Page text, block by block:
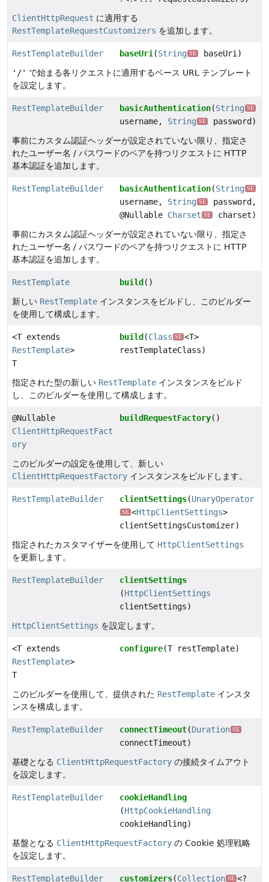
ClientHttpRequest に適用する
RestTemplateRequestCustomizers を追加します。
RestTemplateBuilder baseUri (String SE
baseUri)
'/' で始まる各リクエストに適用するベース URL テンプレート
を設定します。
RestTemplateBuilder basicAuthentication(String SE
username, String SE
password)
事前にカスタム認証ヘッダーが設定されていない限り、指定さ
れたユーザー名 / パスワードのペアを持つリクエストに HTTP
基本認証を追加します。
RestTemplateBuilder basicAuthentication(String SE
username, String SE
password,
@Nullable Charset SE
charset)
事前にカスタム認証ヘッダーが設定されていない限り、指定さ
れたユーザー名 / パスワードのペアを持つリクエストに HTTP
基本認証を追加します。
RestTemplate build ()
新しい RestTemplate インスタンスをビルドし、このビルダー
を使用して構成します。
<T extends
RestTemplate>
T
build (Class SE <T>
restTemplateClass)
指定された型の新しい RestTemplate インスタンスをビルド
し、このビルダーを使用して構成します。
@Nullable
ClientHttpRequestFact
ory
buildRequestFactory()
このビルダーの設定を使用して、新しい
ClientHttpRequestFactory インスタンスをビルドします。
RestTemplateBuilder clientSettings(UnaryOperator
SE <HttpClientSettings>
clientSettingsCustomizer)
指定されたカスタマイザーを使用して HttpClientSettings
を更新します。
RestTemplateBuilder
clientSettings
(HttpClientSettings
clientSettings)
HttpClientSettings を設定します。
<T extends
RestTemplate>
T
configure(T restTemplate)
このビルダーを使用して、提供された RestTemplate インスタ
ンスを構成します。
RestTemplateBuilder connectTimeout(Duration SE
connectTimeout)
基礎となる ClientHttpRequestFactory の接続タイムアウト
を設定します。
RestTemplateBuilder
cookieHandling
(HttpCookieHandling
cookieHandling)
基盤となる ClientHttpRequestFactory の Cookie 処理戦略
を設定します。
RestTemplateBuilder customizers(Collection SE <?